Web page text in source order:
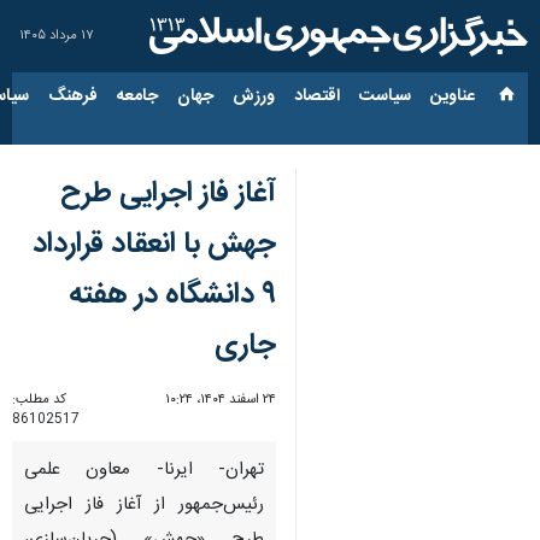
۱۷ مرداد ۱۴۰۵
عناوین‌ سیاست اقتصاد ورزش جهان جامعه فرهنگ
آغاز فاز اجرایی طرح
جهش با انعقاد قرارداد
۹ دانشگاه در هفته
جاری
۲۴ اسفند ۱۴۰۴، ۱۰:۲۴
کد مطلب:
86102517
تهران- ایرنا- معاون علمی
رئیس‌جمهور از آغاز فاز اجرایی